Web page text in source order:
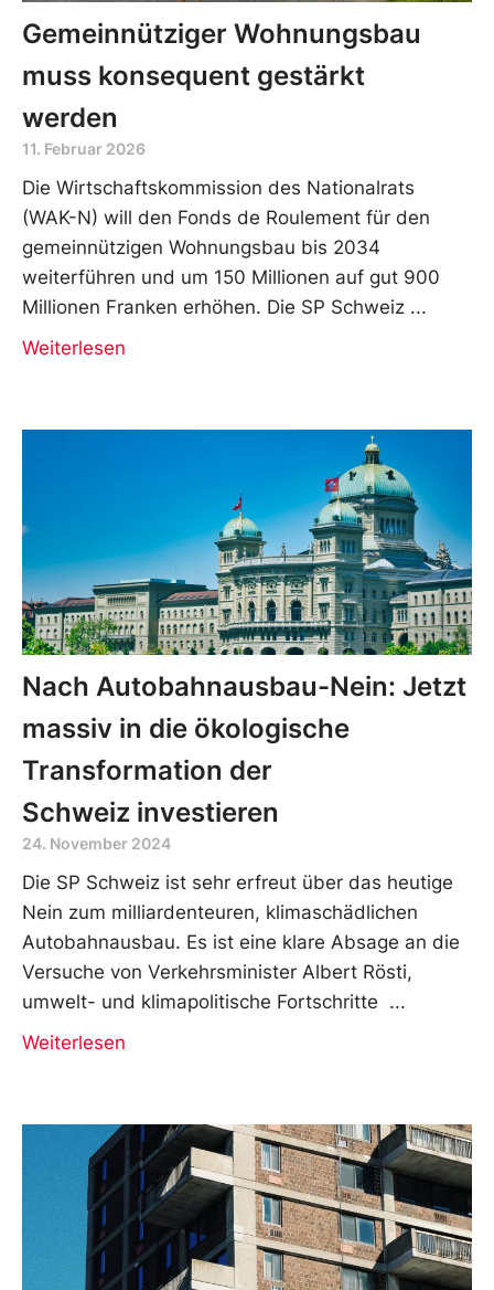
Gemeinnütziger Wohnungsbau
muss konsequent gestärkt
werden
11. Februar 2026
Die Wirtschaftskommission des Nationalrats
(WAK-N) will den Fonds de Roulement für den
gemeinnützigen Wohnungsbau bis 2034
weiterführen und um 150 Millionen auf gut 900
Millionen Franken erhöhen. Die SP Schweiz
Weiterlesen
Nach Autobahnausbau-Nein: Jetzt
massiv in die ökologische
Transformation der
Schweiz investieren
24. November 2024
Die SP Schweiz ist sehr erfreut über das heutige
Nein zum milliardenteuren, klimaschädlichen
Autobahnausbau. Es ist eine klare Absage an die
Versuche von Verkehrsminister Albert Rösti,
umwelt- und klimapolitische Fortschritte
Weiterlesen